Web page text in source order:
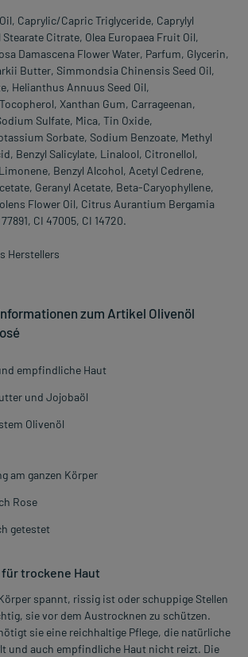
Caprylic/Capric Triglyceride, Caprylyl
Citrate, Olea Europaea Fruit Oil,
Damascena Flower Water, Parfum, Glycerin,
Butter, Simmondsia Chinensis Seed Oil,
Helianthus Annuus Seed Oil,
Xanthan Gum, Carrageenan,
Sulfate, Mica, Tin Oxide,
Sorbate, Sodium Benzoate, Methyl
Benzyl Salicylate, Linalool, Citronellol,
Benzyl Alcohol, Acetyl Cedrene,
Geranyl Acetate, Beta-Caryophyllene,
Flower Oil, Citrus Aurantium Bergamia
CI 47005, CI 14720.
Herstellers
zum Artikel Olivenöl
empfindliche Haut
und Jojobaöl
Olivenöl
am ganzen Körper
Rose
getestet
trockene Haut
spannt, rissig ist oder schuppige Stellen
sie vor dem Austrocknen zu schützen.
sie eine reichhaltige Pflege, die natürliche
und auch empfindliche Haut nicht reizt. Die